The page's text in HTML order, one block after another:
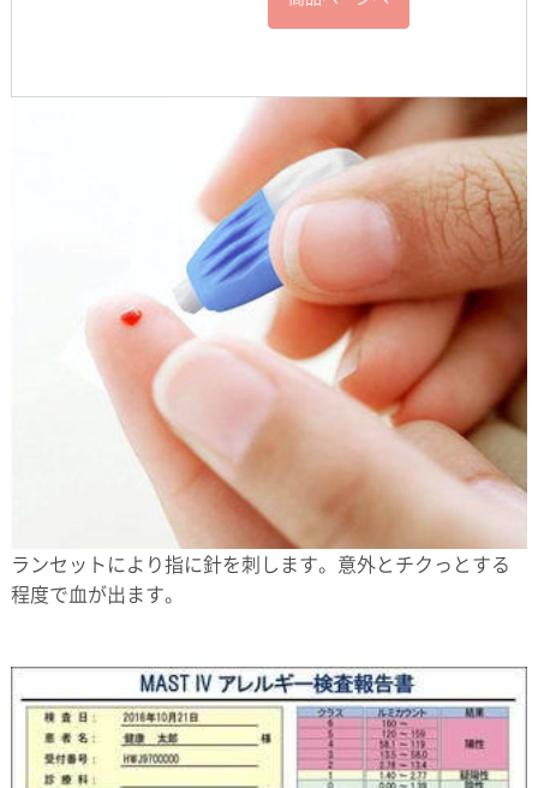
ランセットにより指に針を刺します。意外とチクっとする
程度で血が出ます。